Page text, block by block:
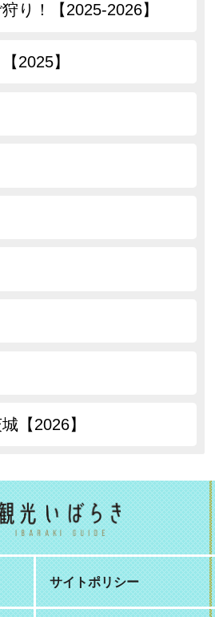
り！【2025-2026】
2025】
【2026】
サイトポリシー